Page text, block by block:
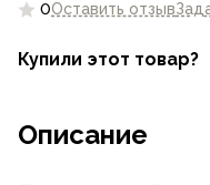
0Оставить отзыв
Купили этот товар?
Описание